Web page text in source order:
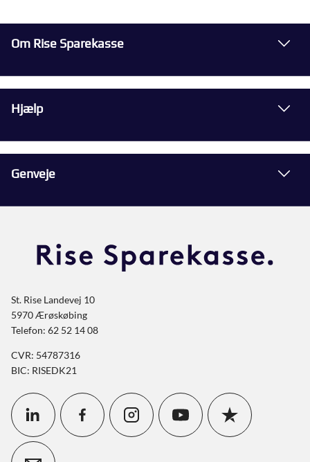
Om Rise Sparekasse
Hjælp
Genveje
St. Rise Landevej 10
5970 Ærøskøbing
Telefon: 62 52 14 08
CVR: 54787316
BIC: RISEDK21